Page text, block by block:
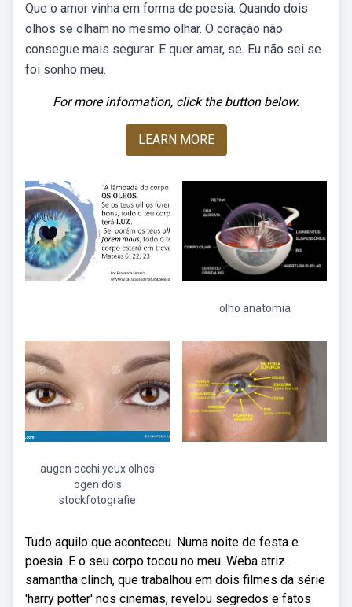
Que o amor vinha em forma de poesia. Quando dois
olhos se olham no mesmo olhar. O coração não
consegue mais segurar. E quer amar, se. Eu não sei se
foi sonho meu.
For more information, click the button below.
LEARN MORE
olho anatomia
augen occhi yeux olhos
ogen dois
stockfotografie
Tudo aquilo que aconteceu. Numa noite de festa e
poesia. E o seu corpo tocou no meu. Weba atriz
samantha clinch, que trabalhou em dois filmes da série
'harry potter' nos cinemas, revelou segredos e fatos